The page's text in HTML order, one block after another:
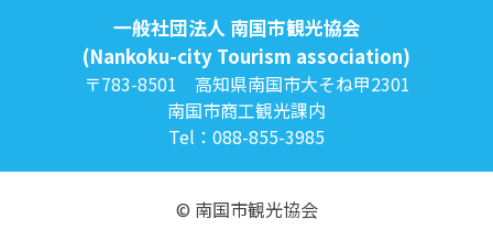
一般社団法人 南国市観光協会
(Nankoku-city Tourism association)
〒783-8501 高知県南国市大そね甲2301
南国市商工観光課内
Tel：088-855-3985
© 南国市観光協会